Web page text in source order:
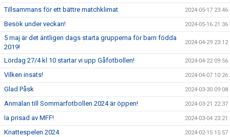
Tillsammans för ett bättre matchklimat 2024-05-17 23:46
Besök under veckan! 2024-05-16 21:36
5 maj är det äntligen dags starta grupperna för barn födda
2019!
2024-04-29 23:12
Lördag 27/4 kl 10 startar vi upp Gåfotbollen! 2024-04-22 09:56
Vilken insats! 2024-04-07 10:26
Glad Påsk 2024-03-30 09:08
Anmälan till Sommarfotbollen 2024 är öppen! 2024-03-21 22:37
Ia prisad av MFF! 2024-03-04 23:21
Knattespelen 2024 2024-02-15 15:57